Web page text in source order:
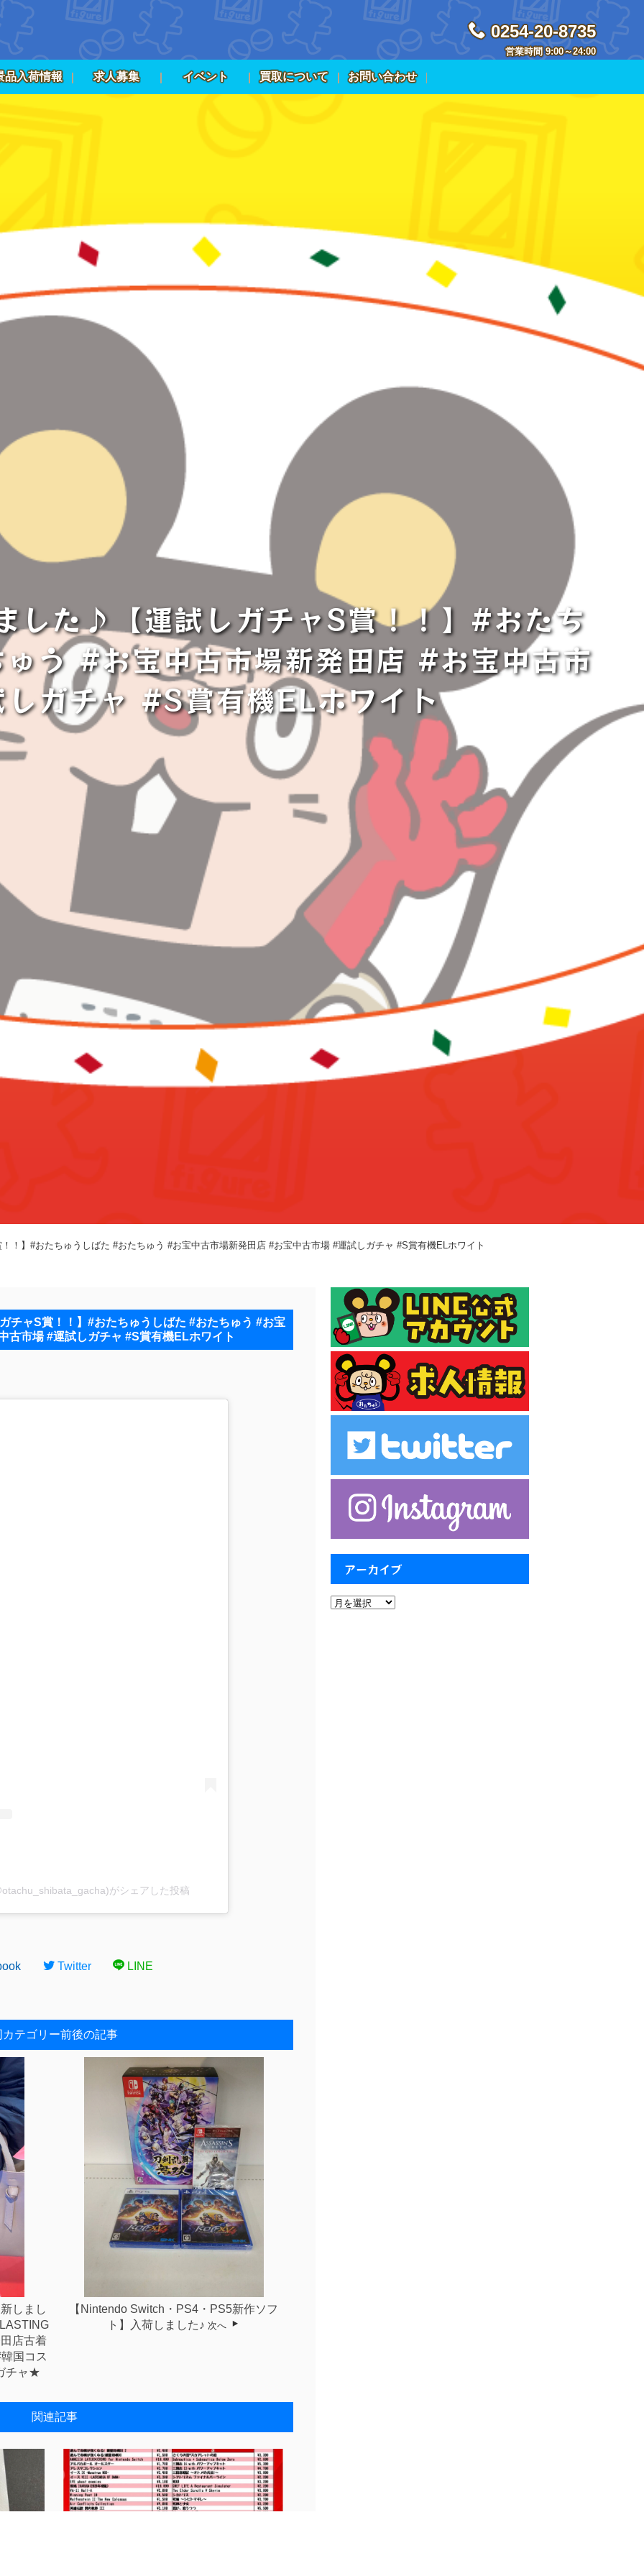
0254-20-8735
営業時間 9:00～24:00
品入荷情報 求人募集 イベント 買取について お問い合わせ
た♪【運試しガチャS賞！！⁡】#おたち
う #お宝中古市場新発田店 #お宝中古市
ガチャ #S賞有機ELホワイト
！⁡】#おたちゅうしばた #おたちゅう #お宝中古市場新発田店 #お宝中古市場 #運試しガチャ #S賞有機ELホワイト
チャS賞！！⁡】#おたちゅうしばた #おたちゅう #お宝
古市場 #運試しガチャ #S賞有機ELホワイト
がシェアした投稿
Twitter LINE
カテゴリー前後の記事
しまし
店古着
国コス
チャ★
【Nintendo Switch・PS4・PS5新作ソフ
ト】入荷しました♪ 次へ
関連記事
アーカイブ
ア